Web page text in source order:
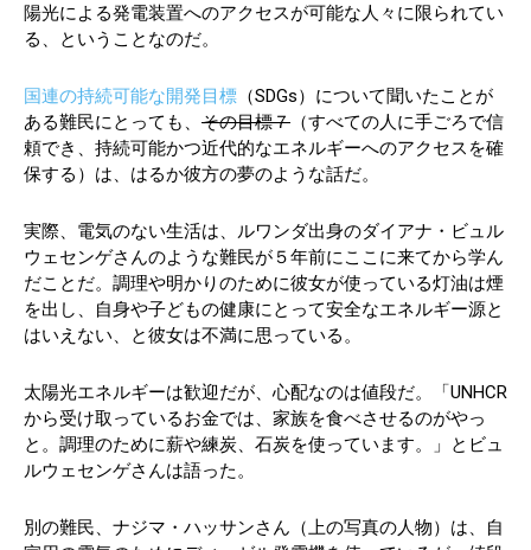
陽光による発電装置へのアクセスが可能な人々に限られてい
る、ということなのだ。
国連の持続可能な開発目標 （SDGs）について聞いたことが
ある難民にとっても、 その目標７ （すべての人に手ごろで信
頼でき、持続可能かつ近代的なエネルギーへのアクセスを確
保する）は、はるか彼方の夢のような話だ。
実際、電気のない生活は、ルワンダ出身のダイアナ・ビュル
ウェセンゲさんのような難民が５年前にここに来てから学ん
だことだ。調理や明かりのために彼女が使っている灯油は煙
を出し、自身や子どもの健康にとって安全なエネルギー源と
はいえない、と彼女は不満に思っている。
太陽光エネルギーは歓迎だが、心配なのは値段だ。「UNHCR
から受け取っているお金では、家族を食べさせるのがやっ
と。調理のために薪や練炭、石炭を使っています。」とビュ
ルウェセンゲさんは語った。
別の難民、ナジマ・ハッサンさん（上の写真の人物）は、自